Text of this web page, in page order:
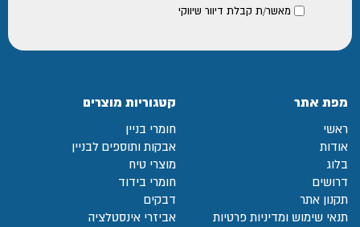
מאשר/ת קבלת דיוור שיווקי
מפת אתר
ראשי
אודות
בלוג
דרושים
תקנון אתר
תנאי שימוש ומדיניות פרטיות
קטגוריות מוצרים
חומרי בניין
אבקות ותוספים לבניין
מוצרי טיח
חומרי בידוד
דבקים
אביזרי אינסטלציה